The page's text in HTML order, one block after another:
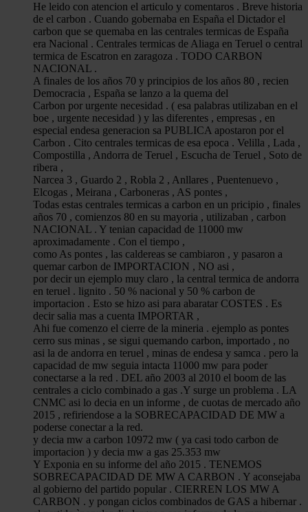
He leido con atencion el articulo y comentaros . Breve historia
de el carbon . Cuando gobernaba en España el Dictador el
carbon que se quemaba en las centrales termicas de España
era Nacional . Centrales termicas de Aliaga en Teruel o central
termica de Escatron en zaragoza . TODO CARBON
NACIONAL .
A finales de los años 70 y principios de los años 80 , recien
Democracia , España se lanzo a la quema del
Carbon por urgente necesidad . ( esa palabras utilizaban en el
boe , urgente necesidad ) y las diferentes , empresas , en
especial endesa generacion sa PUBLICA apostaron por el
Carbon . Cito centrales termicas de esa epoca . Velilla , Lada ,
Compostilla , Andorra de Teruel , Escucha de Teruel , Soto de
ribera ,
Narcea 3 , Guardo 2 , Robla 2 , Anllares , Puentenuevo ,
Elcogas , Meirana , Carboneras , AS pontes ,
Todas estas centrales termicas a carbon en un pricipio , finales
años 70 , comienzos 80 en su mayoria , utilizaban , carbon
NACIONAL . Y tenian capacidad de 11000 mw
aproximadamente . Con el tiempo ,
como As pontes , las caldereas se cambiaron , y pasaron a
quemar carbon de IMPORTACION , NO asi ,
por decir un ejemplo muy claro , la central termica de andorra
en teruel . lignito . 50 % nacional y 50 % carbon de
importacion . Esto se hizo asi para abaratar COSTES . Es
decir salia mas a cuenta IMPORTAR ,
Ahi fue comenzo el cierre de la mineria . ejemplo as pontes
cerro sus minas , se sigui quemando carbon, importado , no
asi la de andorra en teruel , minas de endesa y samca . pero la
capacidad de mw seguia intacta 11000 mw para poder
conectarse a la red . DEL año 2003 al 2010 el boom de las
centrales a ciclo combinado a gas .Y surge un problema . LA
CNMC asi lo decia en un informe , de cuotas de mercado año
2015 , refiriendose a la SOBRECAPACIDAD DE MW a
poderse conectar a la red.
y decia mw a carbon 10972 mw ( ya casi todo carbon de
importacion ) y decia mw a gas 25.353 mw
Y Exponia en su informe del año 2015 . TENEMOS
SOBRECAPACIDAD DE MW A CARBON . Y aconsejaba
al gobierno del partido popular . CIERREN LOS MW A
CARBON . y pongan ciclos combinados de GAS a hibernar .